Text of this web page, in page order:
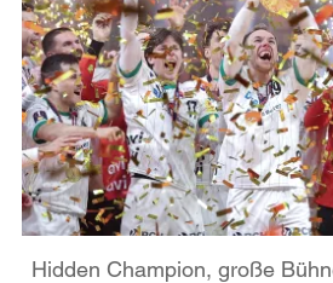
Hidden Champion, große